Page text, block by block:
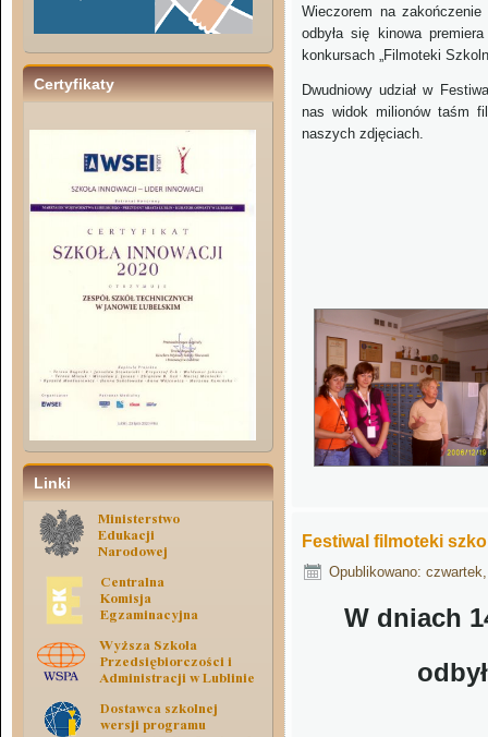
Certyfikaty
Linki
Wieczorem na
odbyła się kinowa
konkursach „Filmoteki
Dwudniowy udział w
nas widok milionów taśm
naszych zdjęciach.
Festiwal filmoteki
Opublikowano:
W dniach